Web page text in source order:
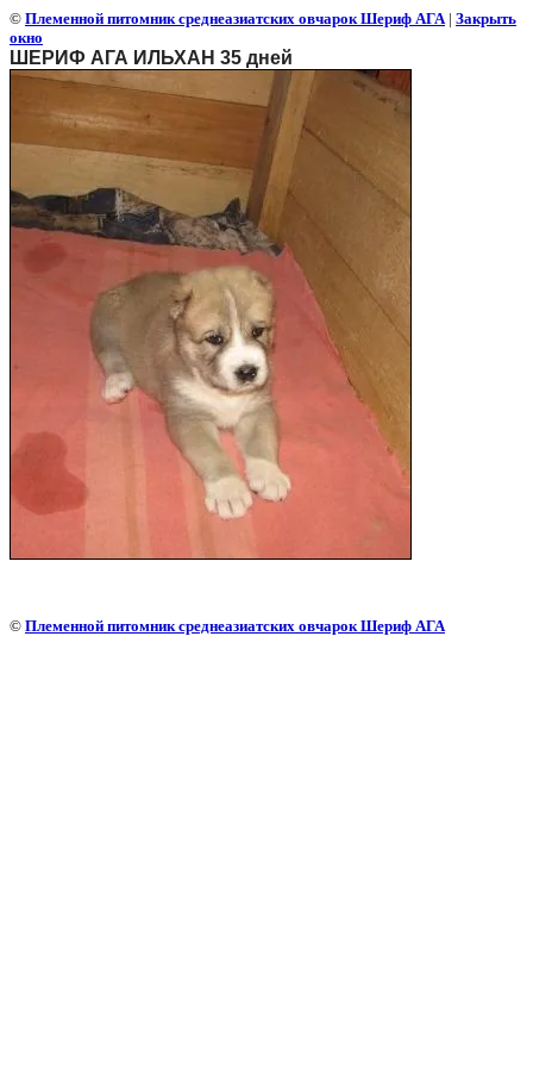
© Племенной питомник среднеазиатских овчарок Шериф АГА| Закрыть
окно
ШЕРИФ АГА ИЛЬХАН 35 дней
© Племенной питомник среднеазиатских овчарок Шериф АГА